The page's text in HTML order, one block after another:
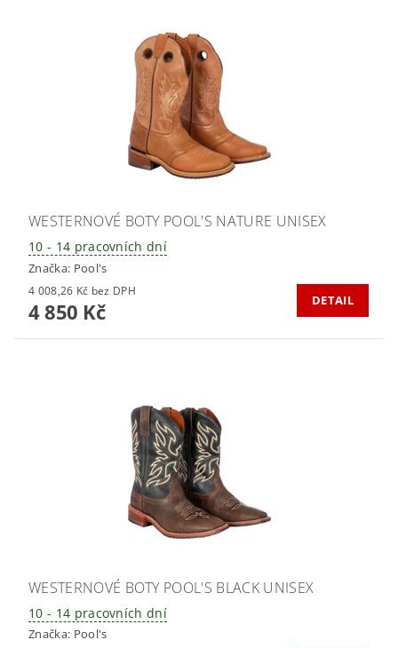
WESTERNOVÉ BOTY POOL'S NATURE UNISEX
10 - 14 pracovních dní
Značka: Pool's
4 008,26 Kč bez DPH
4 850 Kč DETAIL
WESTERNOVÉ BOTY POOL'S BLACK UNISEX
10 - 14 pracovních dní
Značka: Pool's